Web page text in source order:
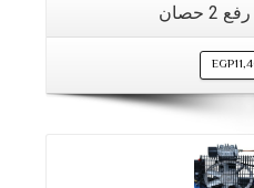
حصان
EGP